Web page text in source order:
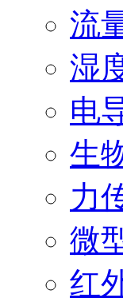
流
湿
电
生
力
微
红